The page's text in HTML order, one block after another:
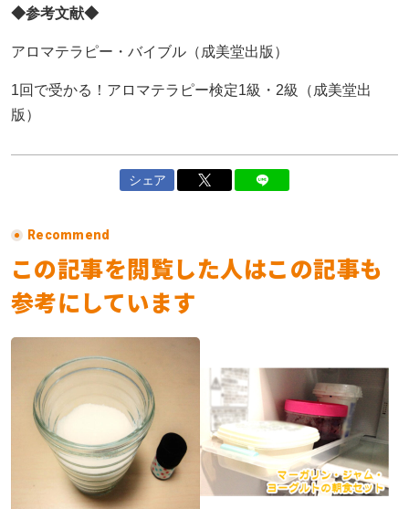
◆参考文献◆
アロマテラピー・バイブル（成美堂出版）
1回で受かる！アロマテラピー検定1級・2級（成美堂出
版）
シェア
Recommend
この記事を閲覧した人はこの記事も
参考にしています